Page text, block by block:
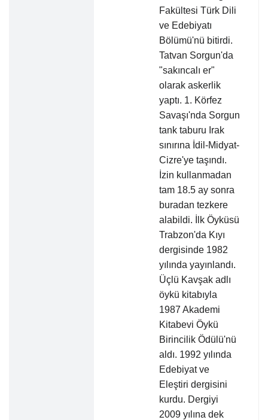
Fakültesi Türk Dili
ve Edebiyatı
Bölümü'nü bitirdi.
Tatvan Sorgun'da
"sakıncalı er"
olarak askerlik
yaptı. 1. Körfez
Savaşı'nda Sorgun
tank taburu Irak
sınırına İdil-Midyat-
Cizre'ye taşındı.
İzin kullanmadan
tam 18.5 ay sonra
buradan tezkere
alabildi. İlk Öyküsü
Trabzon'da Kıyı
dergisinde 1982
yılında yayınlandı.
Üçlü Kavşak adlı
öykü kitabıyla
1987 Akademi
Kitabevi Öykü
Birincilik Ödülü'nü
aldı. 1992 yılında
Edebiyat ve
Eleştiri dergisini
kurdu. Dergiyi
2009 yılına dek